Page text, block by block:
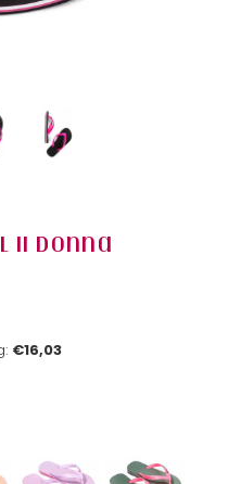
II DONNA
€16,03